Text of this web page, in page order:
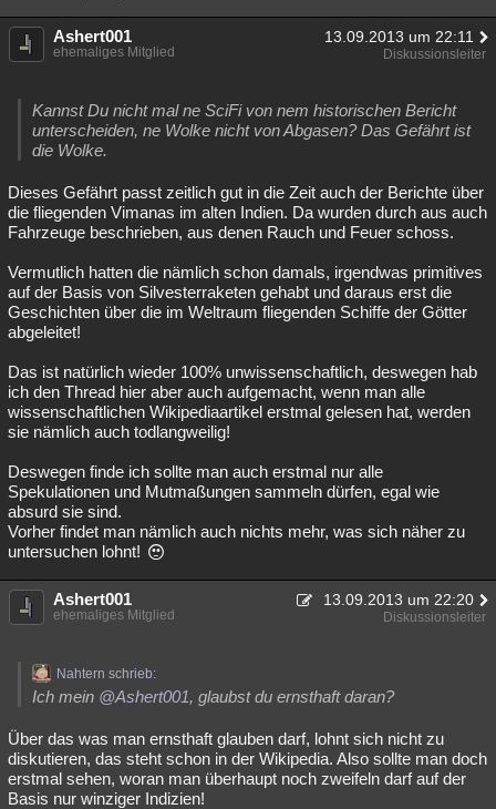
Ashert001 13.09.2013 um 22:11
ehemaliges Mitglied Diskussionsleiter
Kannst Du nicht mal ne SciFi von nem historischen Bericht
unterscheiden, ne Wolke nicht von Abgasen? Das Gefährt ist
die Wolke.
Dieses Gefährt passt zeitlich gut in die Zeit auch der Berichte über
die fliegenden Vimanas im alten Indien. Da wurden durch aus auch
Fahrzeuge beschrieben, aus denen Rauch und Feuer schoss.
Vermutlich hatten die nämlich schon damals, irgendwas primitives
auf der Basis von Silvesterraketen gehabt und daraus erst die
Geschichten über die im Weltraum fliegenden Schiffe der Götter
abgeleitet!
Das ist natürlich wieder 100% unwissenschaftlich, deswegen hab
ich den Thread hier aber auch aufgemacht, wenn man alle
wissenschaftlichen Wikipediaartikel erstmal gelesen hat, werden
sie nämlich auch todlangweilig!
Deswegen finde ich sollte man auch erstmal nur alle
Spekulationen und Mutmaßungen sammeln dürfen, egal wie
absurd sie sind.
Vorher findet man nämlich auch nichts mehr, was sich näher zu
untersuchen lohnt!
Ashert001 13.09.2013 um 22:20
ehemaliges Mitglied Diskussionsleiter
Nahtern schrieb:
Ich mein @Ashert001, glaubst du ernsthaft daran?
Über das was man ernsthaft glauben darf, lohnt sich nicht zu
diskutieren, das steht schon in der Wikipedia. Also sollte man doch
erstmal sehen, woran man überhaupt noch zweifeln darf auf der
Basis nur winziger Indizien!